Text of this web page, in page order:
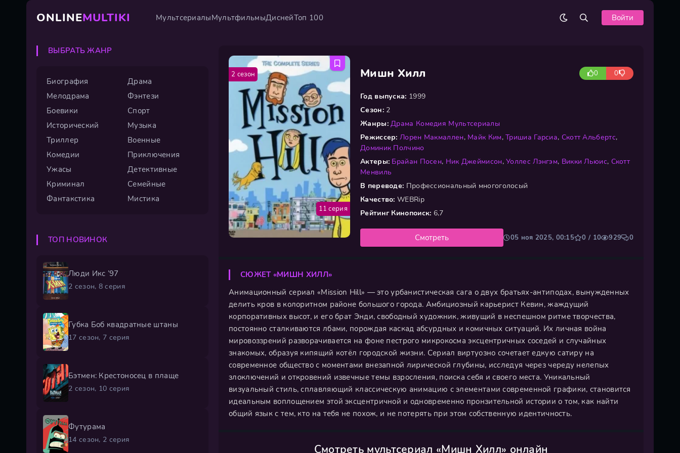
ONLINEMULTIKI МультсериалыМультфильмыДиснейТоп 100 Войти
Мишн Хилл 0 0
Год выпуска: 1999
Сезон:2
Жанры: Драма Комедия Мультсериалы
Режиссер: Лорен Макмаллен, Майк Ким,Тришиа Гарсиа, Скотт Альбертс,
Доминик Полчино
Актеры: Брайан Посен, Ник Джеймисон,Уоллес Лэнгэм, Викки Льюис, Скотт
Менвиль
В переводе: Профессиональный многоголосый
Качество: WEBRip
Рейтинг Кинопоиск: 6,7
Смотреть 05 ноя 2025, 00:15 0 / 10 929 0
11 серия
2 сезон
СЮЖЕТ «МИШН ХИЛЛ»
Анимационный сериал «Mission Hill» — это урбанистическая сага о двух братьях-антиподах, вынужденных
делить кров в колоритном районе большого города. Амбициозный карьерист Кевин, жаждущий
корпоративных высот, и его брат Энди, свободный художник, живущий в неспешном ритме творчества,
постоянно сталкиваются лбами, порождая каскад абсурдных и комичных ситуаций. Их личная война
мировоззрений разворачивается на фоне пестрого микрокосма эксцентричных соседей и случайных
знакомых, образуя кипящий котёл городской жизни. Сериал виртуозно сочетает едкую сатиру на
современное общество с моментами внезапной лирической глубины, исследуя через череду нелепых
злоключений и откровений извечные темы взросления, поиска себя и своего места. Уникальный
визуальный стиль, сплавляющий классическую анимацию с элементами современной графики, становится
идеальным воплощением этой эксцентричной и одновременно пронзительной истории о том, как найти
общий язык с тем, кто на тебя не похож, и не потерять при этом собственную идентичность.
Смотреть мультсериал «Мишн Хилл» онлайн
ВЫБРАТЬ ЖАНР
Биография
Драма
Мелодрама
Фэнтези
Боевики
Спорт
Исторический
Музыка
Триллер
Военные
Комедии
Приключения
Ужасы
Детективные
Криминал
Семейные
Фантакстика
Мистика
ТОП НОВИНОК
Люди Икс ’97
2 сезон, 8 серия
Губка Боб квадратные штаны
17 сезон, 7 серия
Бэтмен: Крестоносец в плаще
2 сезон, 10 серия
Футурама
14 сезон, 2 серия